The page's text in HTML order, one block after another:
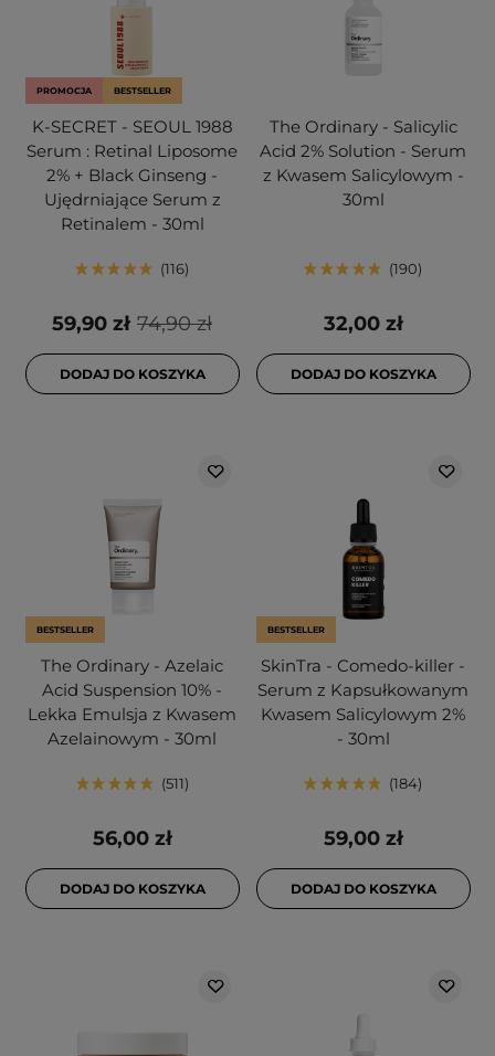
PROMOCJA BESTSELLER
K-SECRET - SEOUL 1988
Serum : Retinal Liposome
2% + Black Ginseng -
Ujędrniające Serum z
Retinalem - 30ml
116
74,90 zł
59,90 zł
DODAJ DO KOSZYKA
The Ordinary - Salicylic
Acid 2% Solution - Serum
z Kwasem Salicylowym -
30ml
190
32,00 zł
DODAJ DO KOSZYKA
BESTSELLER
The Ordinary - Azelaic
Acid Suspension 10% -
Lekka Emulsja z Kwasem
Azelainowym - 30ml
511
56,00 zł
DODAJ DO KOSZYKA
BESTSELLER
SkinTra - Comedo-killer -
Serum z Kapsułkowanym
Kwasem Salicylowym 2%
- 30ml
184
59,00 zł
DODAJ DO KOSZYKA